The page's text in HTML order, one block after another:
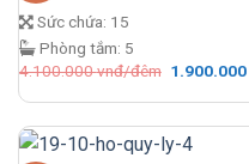
Sức chứa: 15
Phòng tắm: 5
4.100.000vnđ/đêm Giá
là:
đêm.
1.900.000